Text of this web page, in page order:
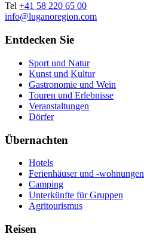
Tel +41 58 220 65 00
info@luganoregion.com
Entdecken Sie
Sport und Natur
Kunst und Kultur
Gastronomie und Wein
Touren und Erlebnisse
Veranstaltungen
Dörfer
Übernachten
Hotels
Ferienhäuser und -wohnungen
Camping
Unterkünfte für Gruppen
Agritourismus
Reisen